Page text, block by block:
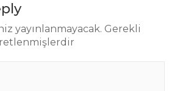
yayınlanmayacak. Gerekli